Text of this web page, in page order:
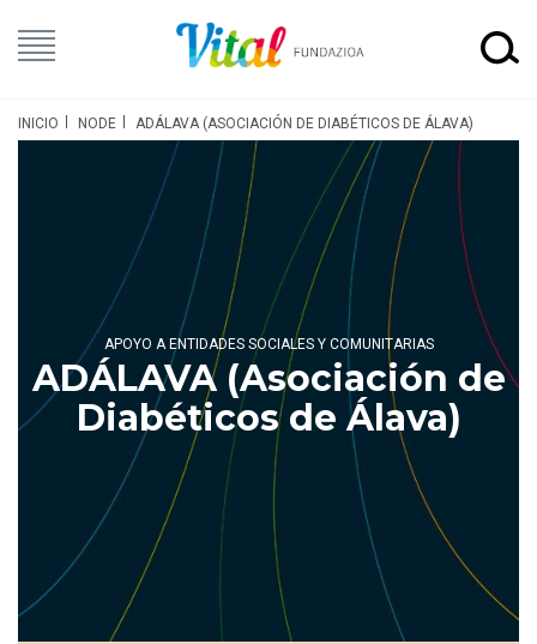
INICIO NODE ADÁLAVA (ASOCIACIÓN DE DIABÉTICOS DE ÁLAVA)
ADÁLAVA (Asociación de
Diabéticos de Álava)
APOYO A ENTIDADES SOCIALES Y COMUNITARIAS